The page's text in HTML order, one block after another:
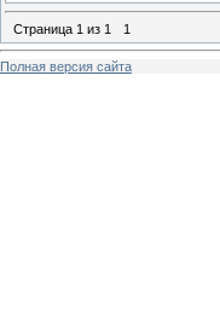
Страница 1 из 1 1
Полная версия сайта